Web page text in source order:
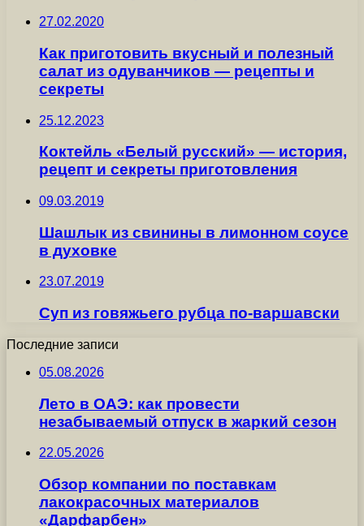
27.02.2020
Как приготовить вкусный и полезный
салат из одуванчиков — рецепты и
секреты
25.12.2023
Коктейль «Белый русский» — история,
рецепт и секреты приготовления
09.03.2019
Шашлык из свинины в лимонном соусе
в духовке
23.07.2019
Суп из говяжьего рубца по-варшавски
Последние записи
05.08.2026
Лето в ОАЭ: как провести
незабываемый отпуск в жаркий сезон
22.05.2026
Обзор компании по поставкам
лакокрасочных материалов
«Дарфарбен»